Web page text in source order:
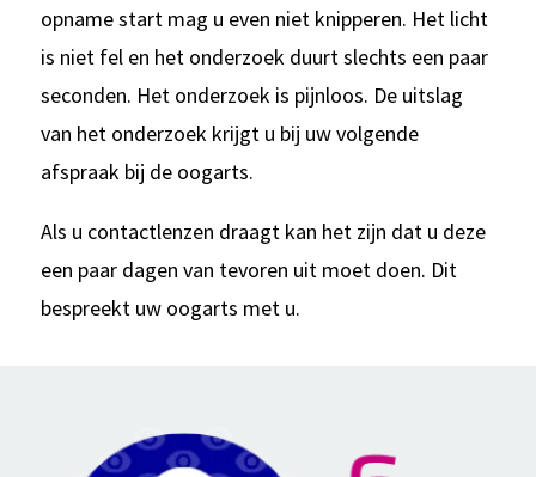
opname start mag u even niet knipperen. Het licht
is niet fel en het onderzoek duurt slechts een paar
seconden. Het onderzoek is pijnloos. De uitslag
van het onderzoek krijgt u bij uw volgende
afspraak bij de oogarts.
Als u contactlenzen draagt kan het zijn dat u deze
een paar dagen van tevoren uit moet doen. Dit
bespreekt uw oogarts met u.
Kwaliteit